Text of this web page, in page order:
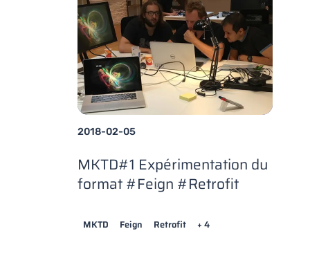
2018-02-05
MKTD#1 Expérimentation du
format #Feign #Retrofit
MKTD Feign Retrofit + 4